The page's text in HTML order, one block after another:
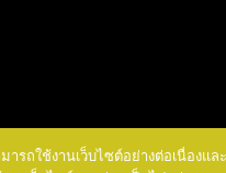
ารถใช้งานเว็บไซต์อย่างต่อเนื่องแ